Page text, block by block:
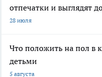
отпечатки и выглядят
28 июля
Что положить на пол в
детьми
5 августа